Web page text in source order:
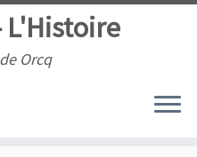
L'Histoire
Orcq